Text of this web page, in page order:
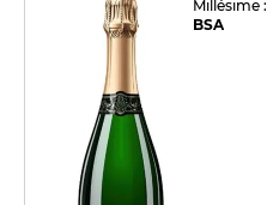
Millésime :
BSA